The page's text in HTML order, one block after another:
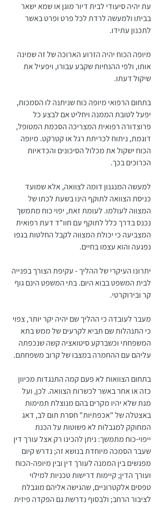
עת יהיה סיעודי לבית דיור מוגן או שמא ישאר
בביתו ולמעשה לרדת לכל פרט ופרט באשר
לתכנון עתידו.
מיופה הכוח יהיה הזרוע הארוכה של זה שמינה
אותו, ולפי ההנחיות שקבע עבורו, ויפעיל את
שיקול דעתו.
בתחום הרפואי מיופה כוח שניתנה לו הסמכות,
יפעל לטובת הממנה ויחליט אם לבצע כל
פרוצדורה רפואית המצריכה הסכמת המטופל,
דוגמת, ניתוח לכריתת רגל או קטרקט. מיופה
הכוח ישקול את מכלול הסיכונים והכדאיות
הכרוכים בכך.
למעשה המנגנון דומה לצוואה, אלא שמועד
כניסת הצוואה לתוקף הינו בשעת לכתו של
המצווה לעולמו. לעומת זאת, יפוי כוח מתמשך
נכנס בדרך כלל לתוקף עם חוו"ד דעת רפואית
המצביעה כי יכולת המצווה לקבל החלטות בגפו
נפגעה והוא עצמו בחיים.
יתרונו העיקרי של ההליך - עקיפת הצורך בפנייה
לבית המשפט בבוא היום. בתי המשפט הינם גוף
קר ובירוקרטי.
מעבר לעובדה כי ההליך שם יהיה יקר יותר, צפוי
כי התנהלות שם תביא לקרעים של ממש בתא
המשפחתי וכשברקע סיטואציה קשה שנכפתה
עליהם עם ההחמרה במצבו של קרוב משפחתם.
בתחום הצוואות לא פעם קמה התנגדות מכיוון
כזה או אחר באשר לכשרות הצוואה. לכן, ועל
מנת שלא יהיו מקרים בהם מנוצלת תמימות
באצטלה של "אכפתיות" חסרת תום לב, דאג
המחוקק למגבלות לא פשוטות על הכנת
ייפוי-כוח מתמשך: ניתן להכינו רק אצל עורך דין
שעבר הסמכה מיוחדת בנושא זה; נדרש קיום
מפגשים בין הממנה לעורך דין ובין מיופה-הכוח
ועורך הדין; קיימות דרישות טכניות למילוי
טפסים אלקטרוניים, שהגישה אליהם מוגבלת
לציבור הרחב; ולבסוף נדרשת גם הפקדה פיזית